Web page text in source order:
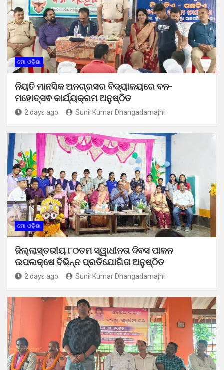
ମୋ ଓଡ଼ିଶା
ନିୟତି ମାନସିକ ଅନଗ୍ରସର ବିଦ୍ୟାଳୟରେ ବନ-
ମହୋତ୍ସଵ କାର୍ଯ୍ୟକ୍ରମ ଅନୁଷ୍ଠିତ
2 days ago Sunil Kumar Dhangadamajhi
ମୋ ଓଡ଼ିଶା
ଜିଲ୍ଲାସ୍ତରୀୟ ୮୦ତମ ସ୍ୱାଧୀନତା ଦିବସ ପାଳନ
ଉପଲକ୍ଷେ ବିଭିନ୍ନ ପ୍ରତିଯୋଗିତା ଅନୁଷ୍ଠିତ
2 days ago Sunil Kumar Dhangadamajhi